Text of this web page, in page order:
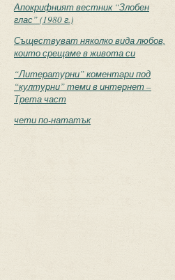
Апокрифният вестник “Злобен
глас” (1980 г.)
Съществуват няколко вида любов,
които срещаме в живота си
“Литературни” коментари под
“културни” теми в интернет –
Трета част
чети по-нататък